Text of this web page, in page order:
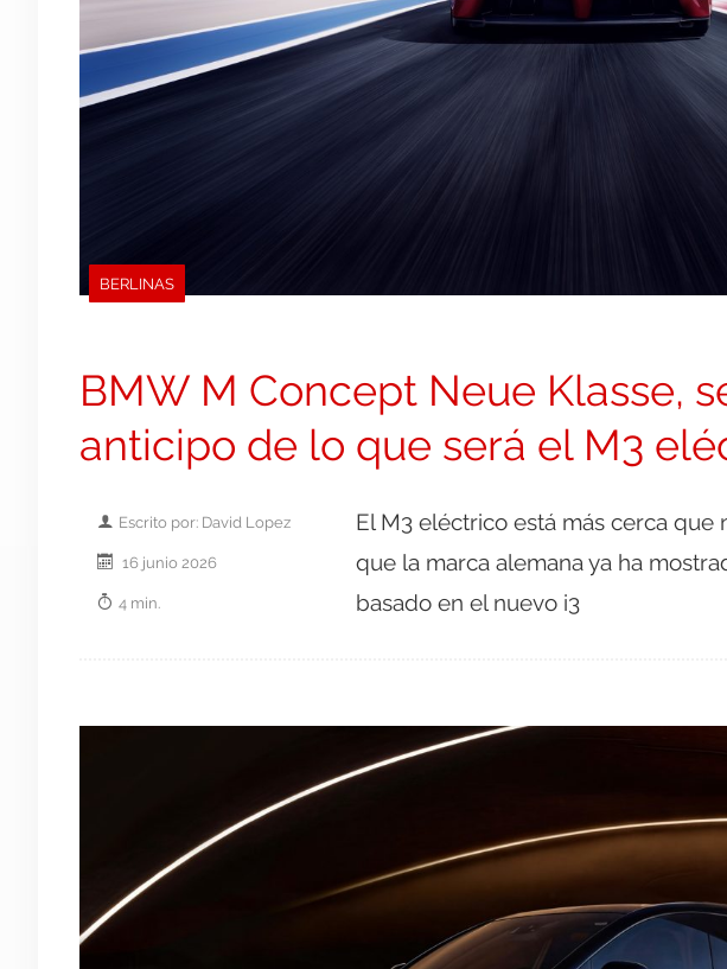
BERLINAS
BMW M Concept Neue Klasse,
anticipo de lo que será el M3
Escrito por: David Lopez
16 junio 2026
4 min.
El M3 eléctrico está más cerca
que la marca alemana ya ha
basado en el nuevo i3